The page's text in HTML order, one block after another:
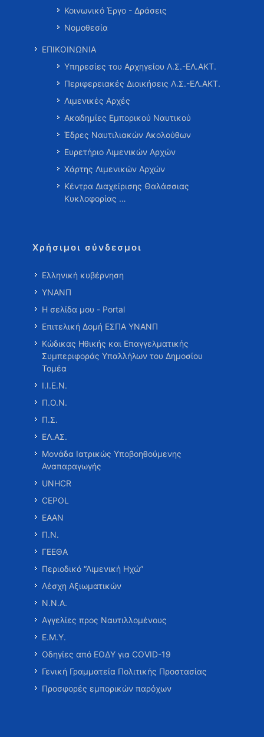
Κοινωνικό Έργο - Δράσεις
Νομοθεσία
ΕΠΙΚΟΙΝΩΝΙΑ
Υπηρεσίες του Αρχηγείου Λ.Σ.-ΕΛ.ΑΚΤ.
Περιφερειακές Διοικήσεις Λ.Σ.-ΕΛ.ΑΚΤ.
Λιμενικές Αρχές
Ακαδημίες Εμπορικού Ναυτικού
Έδρες Ναυτιλιακών Ακολούθων
Ευρετήριο Λιμενικών Αρχών
Χάρτης Λιμενικών Αρχών
Κέντρα Διαχείρισης Θαλάσσιας
Κυκλοφορίας …
Χρήσιμοι σύνδεσμοι
Ελληνική κυβέρνηση
ΥΝΑΝΠ
Η σελίδα μου - Portal
Επιτελική Δομή ΕΣΠΑ ΥΝΑΝΠ
Κώδικας Ηθικής και Επαγγελματικής
Συμπεριφοράς Υπαλλήλων του Δημοσίου
Τομέα
Ι.Ι.Ε.Ν.
Π.Ο.Ν.
Π.Σ.
ΕΛ.ΑΣ.
Μονάδα Ιατρικώς Υποβοηθούμενης
Αναπαραγωγής
UNHCR
CEPOL
ΕΑΑΝ
Π.Ν.
ΓΕΕΘΑ
Περιοδικό “Λιμενική Ηχώ”
Λέσχη Αξιωματικών
Ν.Ν.Α.
Αγγελίες προς Ναυτιλλομένους
Ε.Μ.Υ.
Οδηγίες από ΕΟΔΥ για COVID-19
Γενική Γραμματεία Πολιτικής Προστασίας
Προσφορές εμπορικών παρόχων